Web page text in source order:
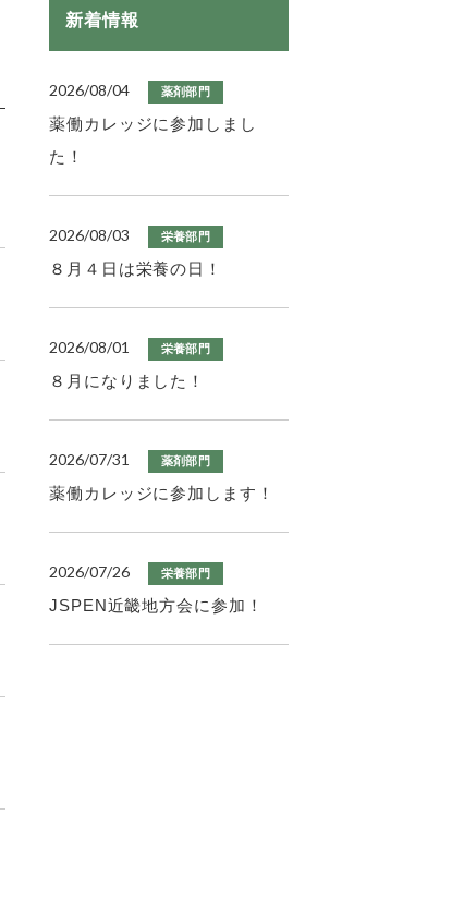
新着情報
2026/08/04 薬剤部門
薬働カレッジに参加しまし
た！
2026/08/03 栄養部門
８月４日は栄養の日！
2026/08/01 栄養部門
８月になりました！
2026/07/31 薬剤部門
薬働カレッジに参加します！
2026/07/26 栄養部門
JSPEN近畿地方会に参加！